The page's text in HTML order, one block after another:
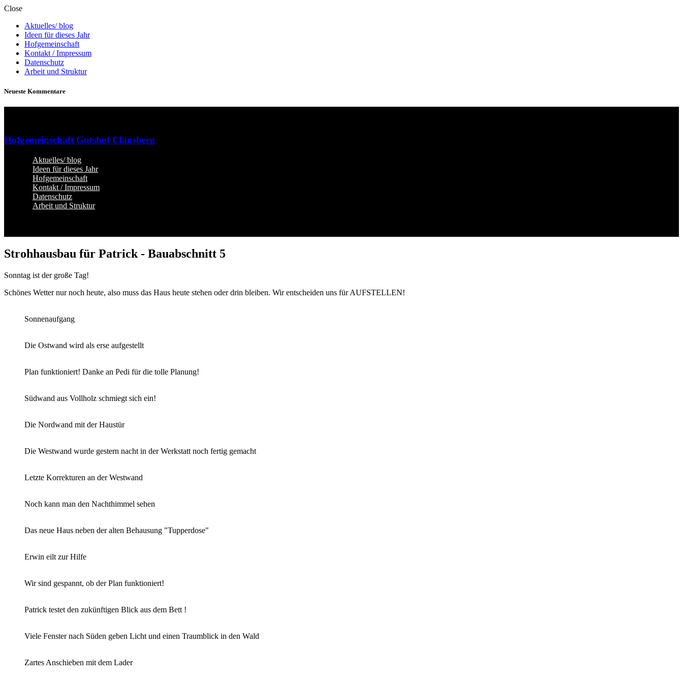
Close
Aktuelles/ blog
Ideen für dieses Jahr
Hofgemeinschaft
Kontakt / Impressum
Datenschutz
Arbeit und Struktur
Neueste Kommentare
Hofgemeinschaft Gutshof Clausberg
Aktuelles/ blog
Ideen für dieses Jahr
Hofgemeinschaft
Kontakt / Impressum
Datenschutz
Arbeit und Struktur
Strohhausbau für Patrick - Bauabschnitt 5
Sonntag ist der große Tag!
Schönes Wetter nur noch heute, also muss das Haus heute stehen oder drin bleiben. Wir entscheiden uns für AUFSTELLEN!
Sonnenaufgang
Die Ostwand wird als erse aufgestellt
Plan funktioniert! Danke an Pedi für die tolle Planung!
Südwand aus Vollholz schmiegt sich ein!
Die Nordwand mit der Haustür
Die Westwand wurde gestern nacht in der Werkstatt noch fertig gemacht
Letzte Korrekturen an der Westwand
Noch kann man den Nachthimmel sehen
Das neue Haus neben der alten Behausung "Tupperdose"
Erwin eilt zur Hilfe
Wir sind gespannt, ob der Plan funktioniert!
Patrick testet den zukünftigen Blick aus dem Bett !
Viele Fenster nach Süden geben Licht und einen Traumblick in den Wald
Zartes Anschieben mit dem Lader